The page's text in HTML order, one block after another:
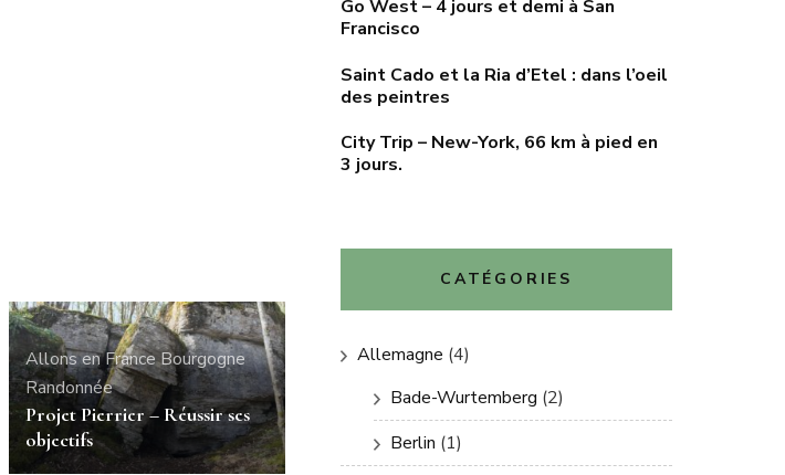
Allons en France Bourgogne
Randonnée
Projet Pierrier – Réussir ses
objectifs
Go West – 4 jours et demi à San
Francisco
Saint Cado et la Ria d’Etel : dans l’oeil
des peintres
City Trip – New-York, 66 km à pied en
3 jours.
CATÉGORIES
Allemagne (4)
Bade-Wurtemberg (2)
Berlin (1)